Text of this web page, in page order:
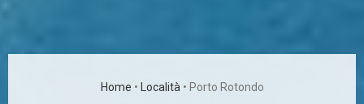
Home • Località • Porto Rotondo